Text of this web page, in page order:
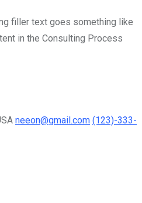
filler text goes something like
in the Consulting Process
neeon@gmail.com (123)-333-